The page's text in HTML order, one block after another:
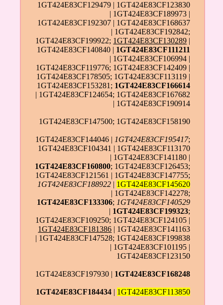
1GT424E83CF129479 | 1GT424E83CF123830
| 1GT424E83CF189973 |
1GT424E83CF192307 | 1GT424E83CF168637
| 1GT424E83CF192842;
1GT424E83CF199922; 1GT424E83CF130289 |
1GT424E83CF140840 | 1GT424E83CF111211
| 1GT424E83CF106994 |
1GT424E83CF119776; 1GT424E83CF142409 |
1GT424E83CF178505; 1GT424E83CF113119 |
1GT424E83CF153281; 1GT424E83CF166614
| 1GT424E83CF124654; 1GT424E83CF167682
| 1GT424E83CF190914
1GT424E83CF147500; 1GT424E83CF158190
1GT424E83CF144046 |1GT424E83CF195417;
1GT424E83CF104341 | 1GT424E83CF113170
| 1GT424E83CF141180 |
1GT424E83CF160800; 1GT424E83CF126453;
1GT424E83CF121561 | 1GT424E83CF147755;
1GT424E83CF188922 | 1GT424E83CF145620
| 1GT424E83CF142278;
1GT424E83CF133306;1GT424E83CF140529
| 1GT424E83CF199323;
1GT424E83CF109250; 1GT424E83CF124105 |
1GT424E83CF181386 | 1GT424E83CF141163
| 1GT424E83CF147528; 1GT424E83CF199838
| 1GT424E83CF101195 |
1GT424E83CF123150
1GT424E83CF197930 | 1GT424E83CF168248
1GT424E83CF184434 | 1GT424E83CF113850